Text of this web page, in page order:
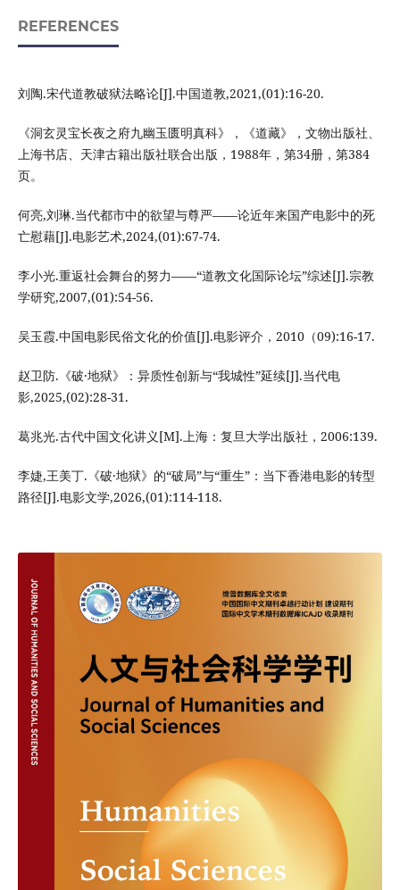
REFERENCES
刘陶.宋代道教破狱法略论[J].中国道教,2021,(01):16-20.
《洞玄灵宝长夜之府九幽玉匮明真科》，《道藏》，文物出版社、
上海书店、天津古籍出版社联合出版，1988年，第34册，第384
页。
何亮,刘琳.当代都市中的欲望与尊严——论近年来国产电影中的死
亡慰藉[J].电影艺术,2024,(01):67-74.
李小光.重返社会舞台的努力——“道教文化国际论坛”综述[J].宗教
学研究,2007,(01):54-56.
吴玉霞.中国电影民俗文化的价值[J].电影评介，2010（09):16-17.
赵卫防.《破·地狱》：异质性创新与“我城性”延续[J].当代电
影,2025,(02):28-31.
葛兆光.古代中国文化讲义[M].上海：复旦大学出版社，2006:139.
李婕,王美丁.《破·地狱》的“破局”与“重生”：当下香港电影的转型
路径[J].电影文学,2026,(01):114-118.